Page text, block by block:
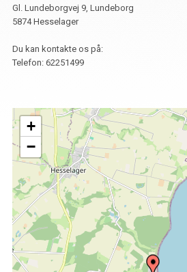
Gl. Lundeborgvej 9, Lundeborg
5874 Hesselager
Du kan kontakte os på:
Telefon: 62251499
+
−